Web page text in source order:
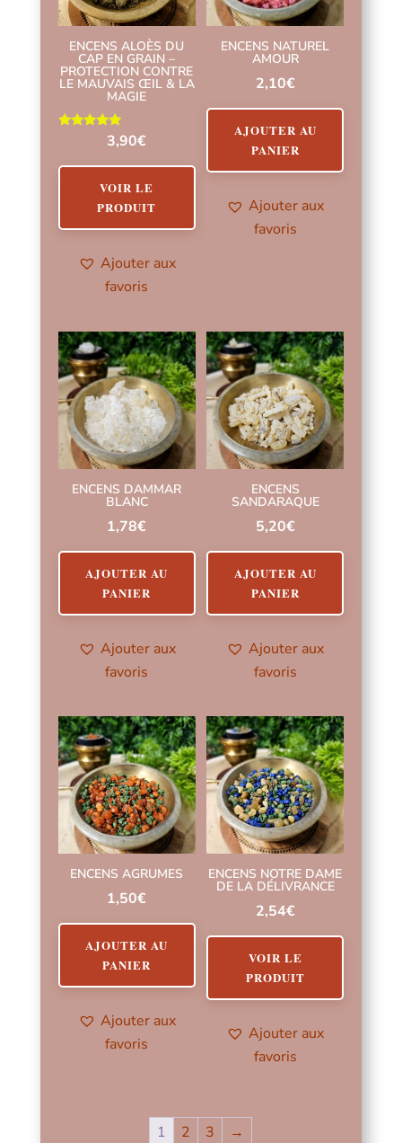
ENCENS ALOÈS DU
CAP EN GRAIN –
PROTECTION CONTRE
LE MAUVAIS ŒIL & LA
MAGIE
3,90€
VOIR LE
PRODUIT
Ajouter aux
favoris
ENCENS NATUREL
AMOUR
2,10€
AJOUTER AU
PANIER
Ajouter aux
favoris
ENCENS DAMMAR
BLANC
1,78€
AJOUTER AU
PANIER
Ajouter aux
favoris
ENCENS
SANDARAQUE
5,20€
AJOUTER AU
PANIER
Ajouter aux
favoris
ENCENS AGRUMES
1,50€
AJOUTER AU
PANIER
Ajouter aux
favoris
ENCENS NOTRE DAME
DE LA DÉLIVRANCE
2,54€
VOIR LE
PRODUIT
Ajouter aux
favoris
1 2 3 →